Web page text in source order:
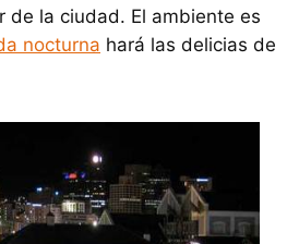
de la ciudad. El ambiente es
nocturna hará las delicias de